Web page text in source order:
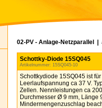
02-PV - Anlage-Netzparallel
Schottky-Diode 15SQ045
Artikelnummer: 15SQ045-10
Schottkydiode 15SQ045 ist
Leerlaufspannung ca 37 V.
Zellen. Nennleistungen ca
Durchmesser Ø 9 mm, Länge
Mindermengenzuschlag